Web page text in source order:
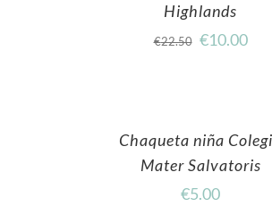
Highlands
€22.50 €10.00
Chaqueta niña
Mater Salvatoris
€5.00